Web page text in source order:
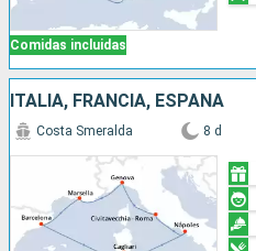
Comidas incluidas
ITALIA, FRANCIA, ESPAÑA
Costa Smeralda 8 d